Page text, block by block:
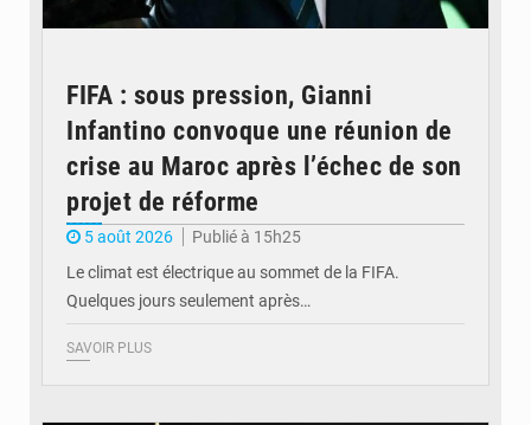
FIFA : sous pression, Gianni
Infantino convoque une réunion de
crise au Maroc après l’échec de son
projet de réforme
5 août 2026
Publié à 15h25
Le climat est électrique au sommet de la FIFA.
Quelques jours seulement après…
SAVOIR PLUS